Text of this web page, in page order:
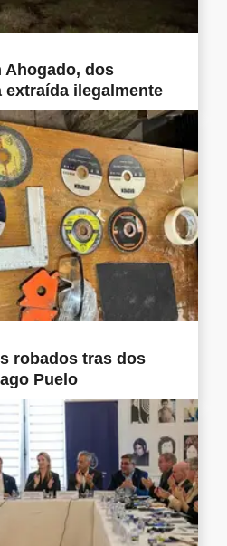
Ahogado, dos
extraída ilegalmente
robados tras dos
Puelo